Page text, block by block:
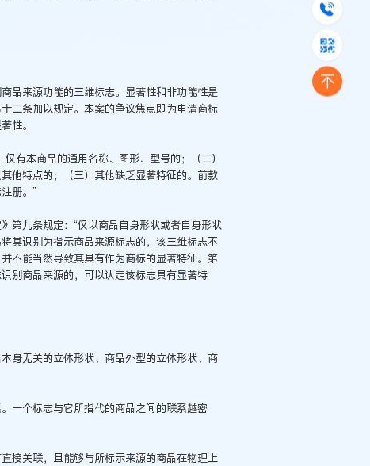
品来源功能的三维标志。显著性和非功能性是
二条加以规定。本案的争议焦点即为申请商标
性。
有本商品的通用名称、图形、型号的；（二）
他特点的；（三）其他缺乏显著特征的。前款
册。”
第九条规定：“仅以商品自身形状或者自身形状
其识别为指示商品来源标志的，该三维标志不
不能当然导致其具有作为商标的显著特征。第
别商品来源的，可以认定该标志具有显著特
身无关的立体形状、商品外型的立体形状、商
一个标志与它所指代的商品之间的联系越密
接关联，且能够与所标示来源的商品在物理上